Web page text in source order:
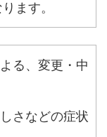
ます。
る、変更・中
さなどの症状